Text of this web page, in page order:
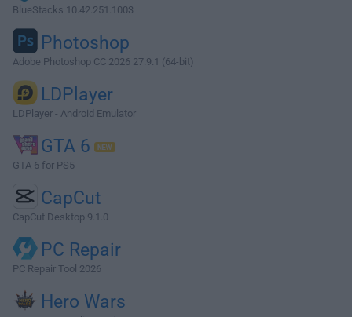
BlueStacks 10.42.251.1003
Photoshop
Adobe Photoshop CC 2026 27.9.1 (64-bit)
LDPlayer
LDPlayer - Android Emulator
GTA 6
GTA 6 for PS5
CapCut
CapCut Desktop 9.1.0
PC Repair
PC Repair Tool 2026
Hero Wars